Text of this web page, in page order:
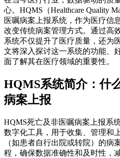
心。HQMS（Healthcare Quality
医嘱病案上报系统，作为医疗信
改变传统病案管理方式。通过高
系统不仅提升了医疗质量，还为
文将深入探讨这一系统的功能、
面了解其在医疗领域的重要性。
HQMS系统简介：什
病案上报
HQMS死亡及非医嘱病案上报系
数字化工具，用于收集、管理和
（如患者自行出院或转院）的病
程，确保数据准确性和及时性，